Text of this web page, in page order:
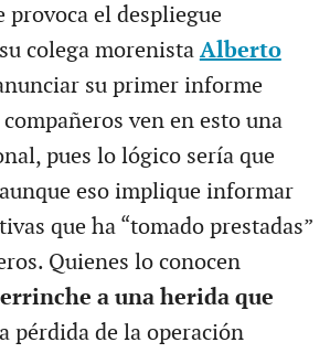
provoca el despliegue
colega morenista Alberto
su primer informe
ven en esto una
pues lo lógico sería que
eso implique informar
que ha “tomado prestadas”
Quienes lo conocen
a una herida que
pérdida de la operación